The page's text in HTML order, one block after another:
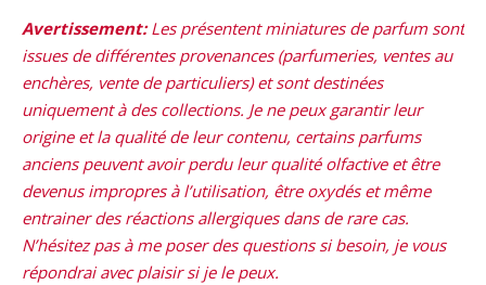
Avertissement:Les présentent miniatures de parfum sont
issues de différentes provenances (parfumeries, ventes au
enchères, vente de particuliers) et sont destinées
uniquement à des collections. Je ne peux garantir leur
origine et la qualité de leur contenu, certains parfums
anciens peuvent avoir perdu leur qualité olfactive et être
devenus impropres à l’utilisation, être oxydés et même
entrainer des réactions allergiques dans de rare cas.
N’hésitez pas à me poser des questions si besoin, je vous
répondrai avec plaisir si je le peux.